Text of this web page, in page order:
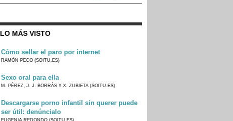
LO MÁS VISTO
Cómo sellar el paro por internet
RAMÓN PECO (SOITU.ES)
Sexo oral para ella
M. PÉREZ, J. J. BORRÁS Y X. ZUBIETA (SOITU.ES)
Descargarse porno infantil sin querer puede
ser útil: denúncialo
EUGENIA REDONDO (SOITU.ES)